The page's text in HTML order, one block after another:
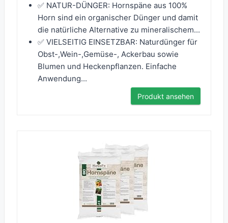
✅ NATUR-DÜNGER: Hornspäne aus 100%
Horn sind ein organischer Dünger und damit
die natürliche Alternative zu mineralischem...
✅ VIELSEITIG EINSETZBAR: Naturdünger für
Obst-,Wein-,Gemüse-, Ackerbau sowie
Blumen und Heckenpflanzen. Einfache
Anwendung...
Produkt ansehen